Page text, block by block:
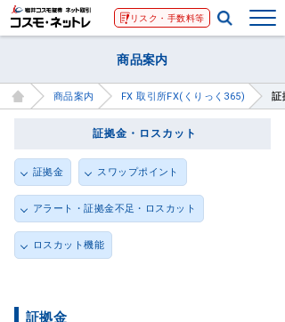
リスク・手数料等
商品案内
商品案内 FX 取引所FX(くりっく365) 証
証拠金・ロスカット
証拠金 スワップポイント
アラート・証拠金不足・ロスカット
ロスカット機能
証拠金